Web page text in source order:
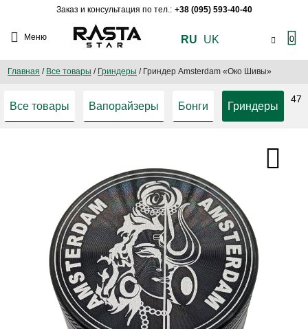
Заказ и консультация по тел.: +38 (095) 593-40-40
Меню RU UK 0
Главная / Все товары / Гриндеры / Гриндер Amsterdam «Око Шивы»
Все товары Вапорайзеры Бонги Гриндеры
47